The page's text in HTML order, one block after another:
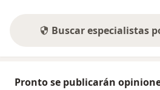
Buscar especialistas
Pronto se publicarán